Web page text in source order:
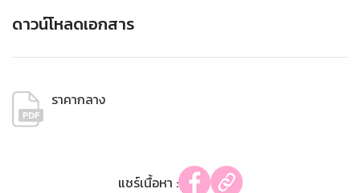
ดาวน์โหลดเอกสาร
ราคากลาง
แชร์เนื้อหา :